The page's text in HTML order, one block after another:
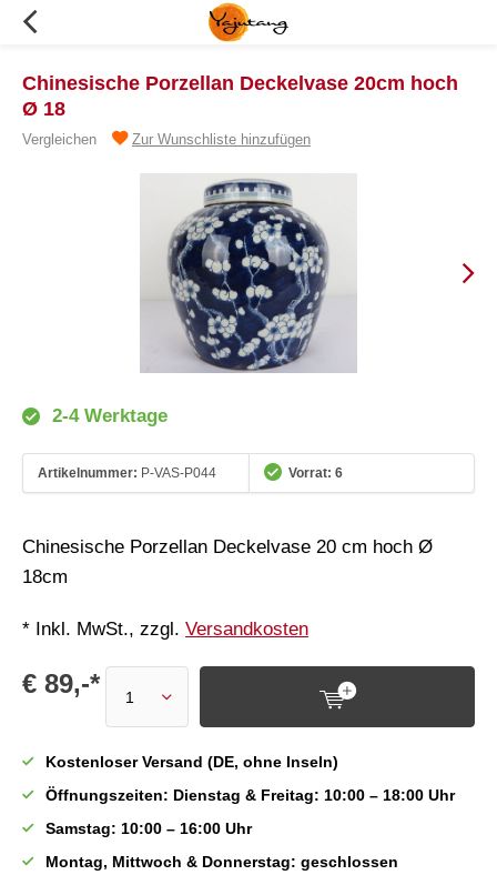
Chinesische Porzellan Deckelvase 20cm hoch
Ø 18
Vergleichen Zur Wunschliste hinzufügen
2-4 Werktage
Artikelnummer: P-VAS-P044 Vorrat: 6
Chinesische Porzellan Deckelvase 20 cm hoch Ø
18cm
* Inkl. MwSt., zzgl. Versandkosten
€ 89,-*
Kostenloser Versand (DE, ohne Inseln)
Öffnungszeiten: Dienstag & Freitag: 10:00 – 18:00 Uhr
Samstag: 10:00 – 16:00 Uhr
Montag, Mittwoch & Donnerstag: geschlossen